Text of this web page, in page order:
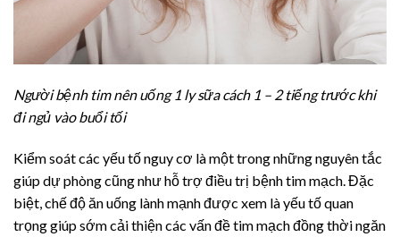
Người bệnh tim nên uống 1 ly sữa cách 1 – 2 tiếng trước khi
đi ngủ vào buổi tối
Kiểm soát các yếu tố nguy cơ là một trong những nguyên tắc
giúp dự phòng cũng như hỗ trợ điều trị bệnh tim mạch. Đặc
biệt, chế độ ăn uống lành mạnh được xem là yếu tố quan
trọng giúp sớm cải thiện các vấn đề tim mạch đồng thời ngăn